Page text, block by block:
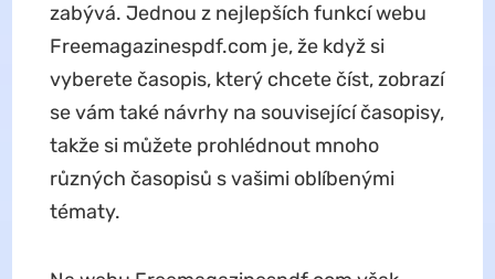
zabývá. Jednou z nejlepších funkcí webu
Freemagazinespdf.com je, že když si
vyberete časopis, který chcete číst, zobrazí
se vám také návrhy na související časopisy,
takže si můžete prohlédnout mnoho
různých časopisů s vašimi oblíbenými
tématy.